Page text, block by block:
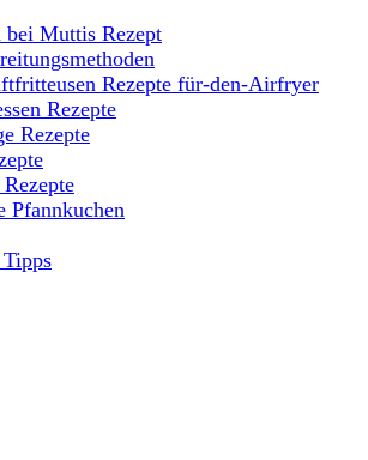
Muttis Rezept
Rezepte für-den-Airfryer
Rezepte
Rezepte
Rezepte
Pfannkuchen